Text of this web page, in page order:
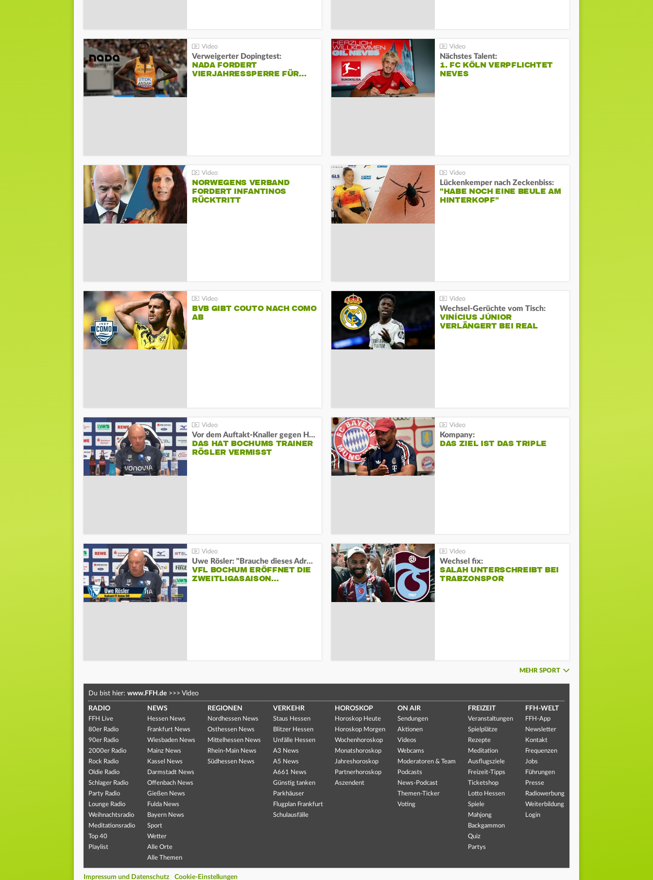
Verweigerter Dopingtest:
NADA FORDERT
VIERJAHRESSPERRE FÜR…
Nächstes Talent:
1. FC KÖLN VERPFLICHTET
NEVES
NORWEGENS VERBAND
FORDERT INFANTINOS
RÜCKTRITT
Lückenkemper nach Zeckenbiss:
"HABE NOCH EINE BEULE AM
HINTERKOPF"
BVB GIBT COUTO NACH COMO
AB
Wechsel-Gerüchte vom Tisch:
VINÍCIUS JÚNIOR
VERLÄNGERT BEI REAL
Vor dem Auftakt-Knaller gegen Hertha:
DAS HAT BOCHUMS TRAINER
RÖSLER VERMISST
Kompany:
DAS ZIEL IST DAS TRIPLE
Uwe Rösler: "Brauche dieses Adrenalin"
VFL BOCHUM ERÖFFNET DIE
ZWEITLIGASAISON…
Wechsel fix:
SALAH UNTERSCHREIBT BEI
TRABZONSPOR
MEHR SPORT
Du bist hier: www.FFH.de >>> Video
RADIO
FFH Live
80er Radio
90er Radio
2000er Radio
Rock Radio
Oldie Radio
Schlager Radio
Party Radio
Lounge Radio
Weihnachtsradio
Meditationsradio
Top 40
Playlist
NEWS
Hessen News
Frankfurt News
Wiesbaden News
Mainz News
Kassel News
Darmstadt News
Offenbach News
Gießen News
Fulda News
Bayern News
Sport
Wetter
Alle Orte
Alle Themen
REGIONEN
Nordhessen News
Osthessen News
Mittelhessen News
Rhein-Main News
Südhessen News
VERKEHR
Staus Hessen
Blitzer Hessen
Unfälle Hessen
A3 News
A5 News
A661 News
Günstig tanken
Parkhäuser
Flugplan Frankfurt
Schulausfälle
HOROSKOP
Horoskop Heute
Horoskop Morgen
Wochenhoroskop
Monatshoroskop
Jahreshoroskop
Partnerhoroskop
Aszendent
ON AIR
Sendungen
Aktionen
Videos
Webcams
Moderatoren & Team
Podcasts
News-Podcast
Themen-Ticker
Voting
FREIZEIT
Veranstaltungen
Spielplätze
Rezepte
Meditation
Ausflugsziele
Freizeit-Tipps
Ticketshop
Lotto Hessen
Spiele
Mahjong
Backgammon
Quiz
Partys
FFH-WELT
FFH-App
Newsletter
Kontakt
Frequenzen
Jobs
Führungen
Presse
Radiowerbung
Weiterbildung
Login
Impressum und Datenschutz Cookie-Einstellungen